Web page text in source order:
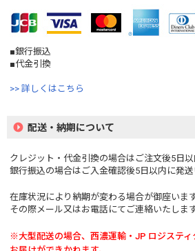
■銀行振込
■代金引換
>> 詳しくはこちら
配送・納期について
クレジット・代金引換の場合はご注文後5日以
銀行振込の場合はご入金確認後5日以内に発送
在庫状況により納期が変わる場合が御座います
その際メール又はお電話にてご連絡いたします
※大型配送の場合、西濃運輸・JP ロジスティ